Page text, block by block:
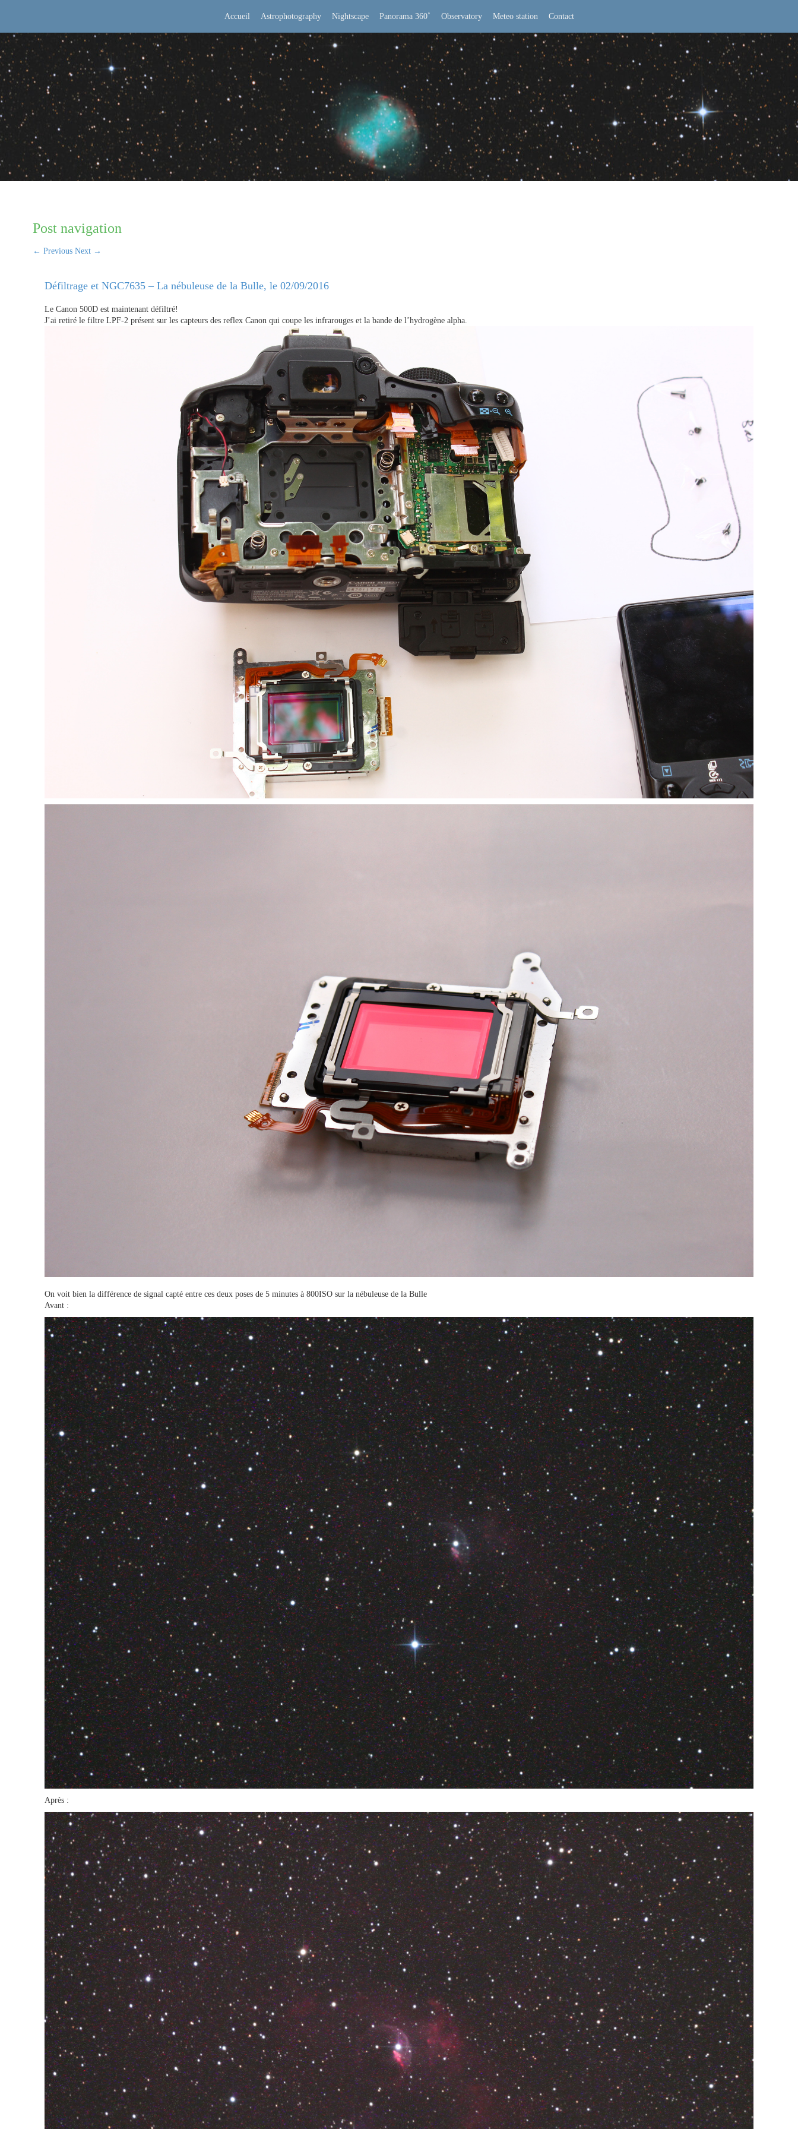
Accueil Astrophotography Nightscape Panorama 360˚ Observatory Meteo station Contact
Post navigation
← Previous Next →
Défiltrage et NGC7635 – La nébuleuse de la Bulle, le 02/09/2016
Le Canon 500D est maintenant défiltré!
J’ai retiré le filtre LPF-2 présent sur les capteurs des reflex Canon qui coupe les infrarouges et la bande de l’hydrogène alpha.
On voit bien la différence de signal capté entre ces deux poses de 5 minutes à 800ISO sur la nébuleuse de la Bulle
Avant :
Après :